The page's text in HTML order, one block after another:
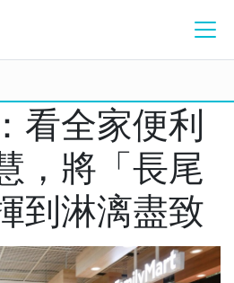
看全家便利
，將「長尾
到淋漓盡致